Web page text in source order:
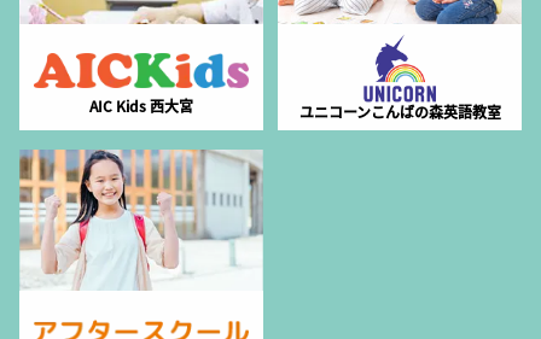
AIC Kids 西大宮 ユニコーンこんばの森英語教室